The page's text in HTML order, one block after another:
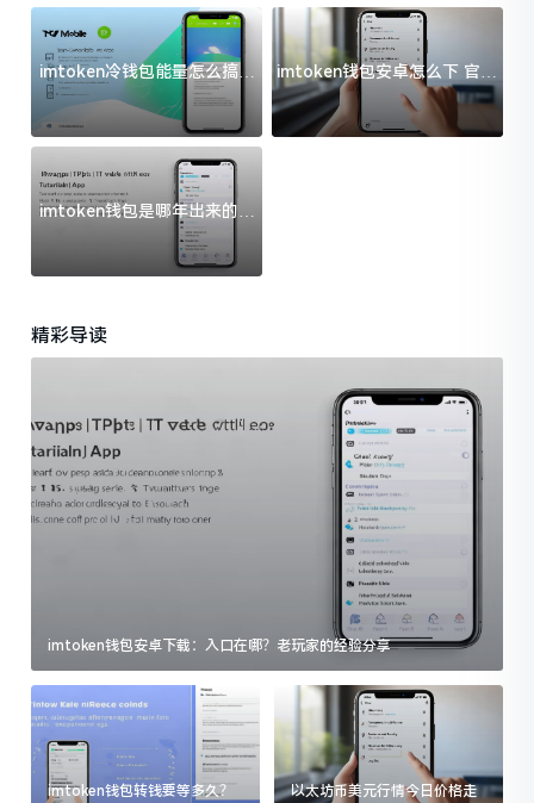
imtoken冷钱包能量怎么搞？
过来人告诉你门道
imtoken钱包安卓怎么下 官方
渠道避坑指南
imtoken钱包是哪年出来的？
一文给你说清楚
精彩导读
imtoken钱包安卓下载：入口在哪？老玩家的经验分享
imtoken钱包转钱要等多久？
以太坊币美元行情今日价格走